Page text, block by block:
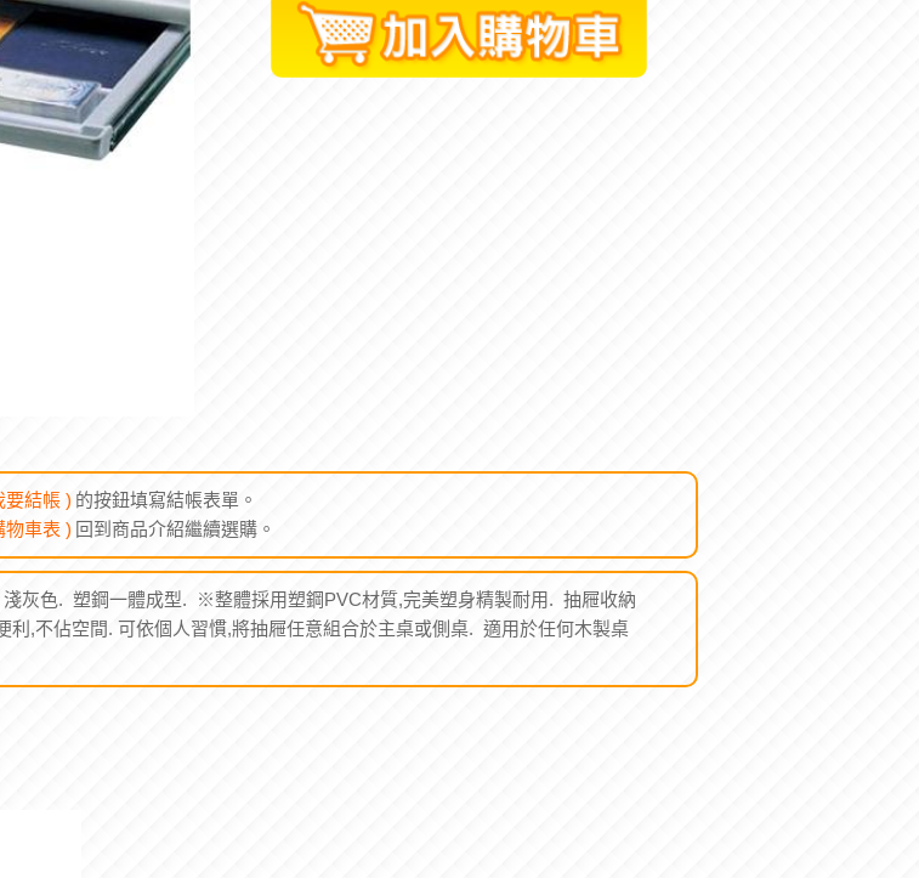
要結帳 ) 的按鈕填寫結帳表單。
物車表 ) 回到商品介紹繼續選購。
灰色. 塑鋼一體成型. ※整體採用塑鋼PVC材質,完美塑身精製耐用. 抽屜收納
利,不佔空間. 可依個人習慣,將抽屜任意組合於主桌或側桌. 適用於任何木製桌